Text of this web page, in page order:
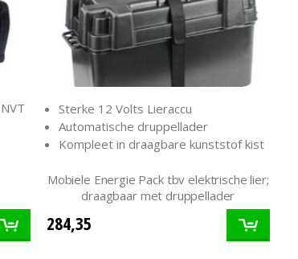
Sterke 12 Volts Lieraccu
Automatische druppellader
Kompleet in draagbare kunststof kist
Mobiele Energie Pack tbv elektrische lier;
draagbaar met druppellader
284,35